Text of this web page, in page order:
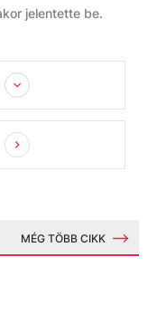
jelentette be.
MÉG TÖBB CIKK